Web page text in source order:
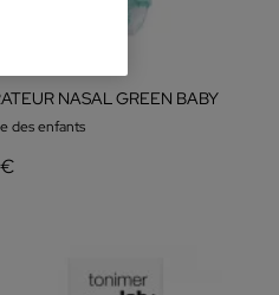
NASAL GREEN BABY
des enfants